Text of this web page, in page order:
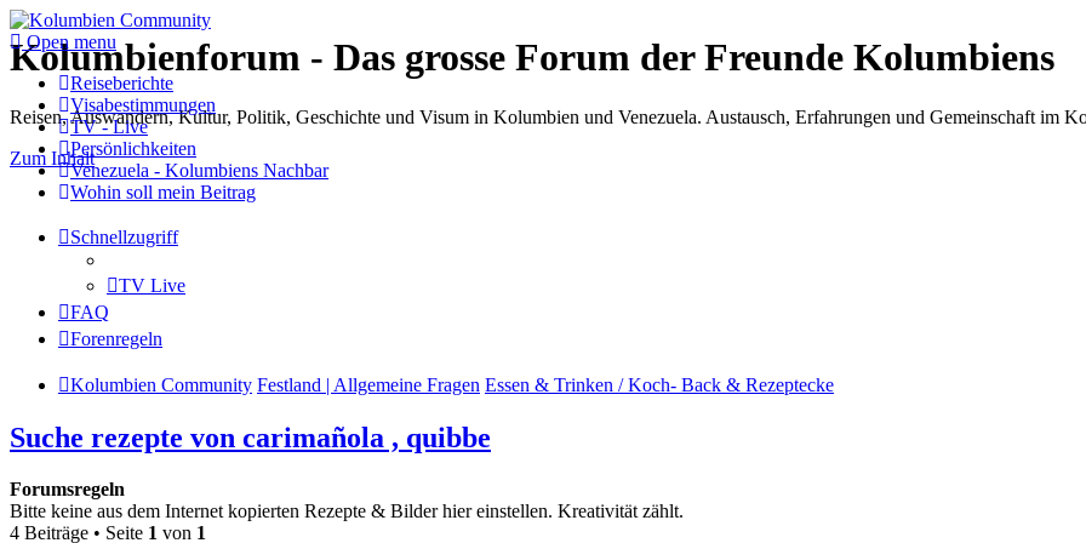
Kolumbienforum - Das grosse Forum der Freunde Kolumbiens
Reisen, Auswandern, Kultur, Politik, Geschichte und Visum in Kolumbien und Venezuela. Austausch, Erfahrungen und Gemeinschaft im
Zum Inhalt
Open menu
Reiseberichte
Visabestimmungen
TV - Live
Persönlichkeiten
Venezuela - Kolumbiens Nachbar
Wohin soll mein Beitrag
Schnellzugriff
TV Live
FAQ
Forenregeln
Kolumbien Community Festland | Allgemeine Fragen Essen & Trinken / Koch- Back & Rezeptecke
Suche rezepte von carimañola , quibbe
Forumsregeln
Bitte keine aus dem Internet kopierten Rezepte & Bilder hier einstellen. Kreativität zählt.
4 Beiträge • Seite 1 von 1